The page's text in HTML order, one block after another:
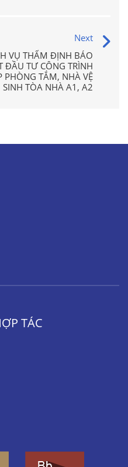
Next
VỤ THẨM ĐỊNH BÁO
ĐẦU TƯ CÔNG TRÌNH
PHÒNG TẮM, NHÀ VỆ
SINH TÒA NHÀ A1, A2
TÁC